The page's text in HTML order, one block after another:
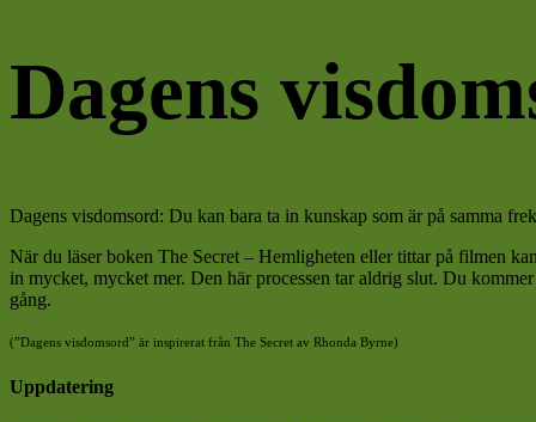
Dagens
Dagens visdomsord: Du kan bara ta in kunskap som är på samma
När du läser boken The Secret – Hemligheten eller tittar på filmen
in mycket, mycket mer. Den här processen tar aldrig slut. Du
gång.
(”Dagens visdomsord” är inspirerat från The Secret av Rhonda Byrne)
Uppdatering